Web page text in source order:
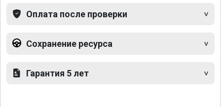
Оплата после проверки
Сохранение ресурса
Гарантия 5 лет